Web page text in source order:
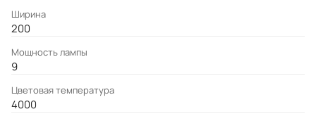
Ширина
200
Мощность лампы
9
Цветовая температура
4000